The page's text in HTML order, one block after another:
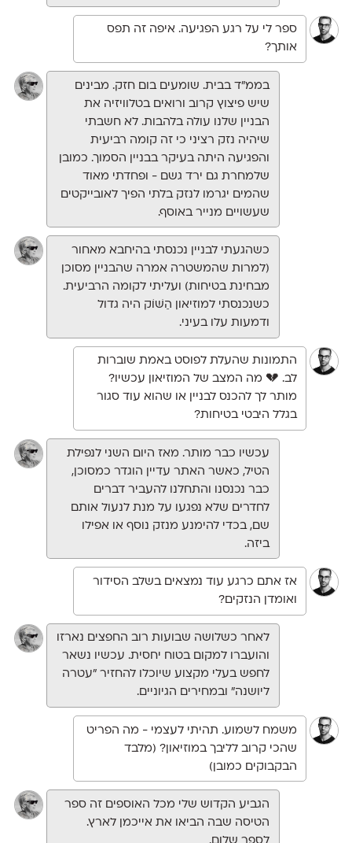
ספר לי על רגע הפגיעה. איפה זה תפס
אותך?
בממ"ד בבית. שומעים בום חזק. מבינים
שיש פיצוץ קרוב ורואים בטלוויזיה את
הבניין שלנו עולה בלהבות. לא חשבתי
שיהיה נזק רציני כי זה קומה רביעית
והפגיעה היתה בעיקר בבניין הסמוך. כמובן
שלמחרת גם ירד גשם - ופחדתי מאוד
שהמים יגרמו לנזק בלתי הפיך לאובייקטים
שעשויים מנייר באוסף.
כשהגעתי לבניין נכנסתי בהיחבא מאחור
(למרות שהמשטרה אמרה שהבניין מסוכן
מבחינת בטיחות) ועליתי לקומה הרביעית.
כשנכנסתי למוזיאון הַשּׁוֹק היה גדול
ודמעות עלו בעיני.
התמונות שהעלת לפוסט באמת שוברות
לב. 💔 מה המצב של המוזיאון עכשיו?
מותר לך להכנס לבניין או שהוא עוד סגור
בגלל היבטי בטיחות?
עכשיו כבר מותר. מאז היום השני לנפילת
הטיל, כאשר האתר עדיין הוגדר כמסוכן,
כבר נכנסנו והתחלנו להעביר דברים
לחדרים שלא נפגעו על מנת לנעול אותם
שם, בכדי להימנע מנזק נוסף או אפילו
ביזה.
אז אתם כרגע עוד נמצאים בשלב הסידור
ואומדן הנזקים?
לאחר כשלושה שבועות רוב החפצים נארזו
והועברו למקום בטוח יחסית. עכשיו נשאר
לחפש בעלי מקצוע שיוכלו להחזיר ״עטרה
ליושנה” ובמחירים הגיוניים.
משמח לשמוע. תהיתי לעצמי - מה הפריט
שהכי קרוב לליבך במוזיאון? (מלבד
הבקבוקים כמובן)
הגביע הקדוש שלי מכל האוספים זה ספר
הטיסה שבה הביאו את אייכמן לארץ.